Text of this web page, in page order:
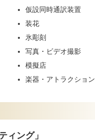
仮設同時通訳装置
装花
氷彫刻
写真・ビデオ撮影
模擬店
楽器・アトラクション
ィング」